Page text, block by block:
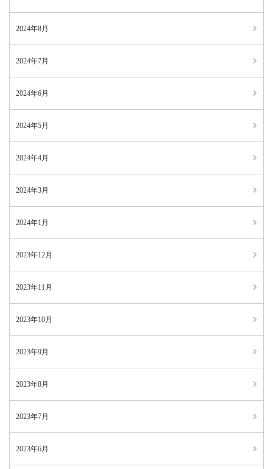
2024年8月
2024年7月
2024年6月
2024年5月
2024年4月
2024年3月
2024年1月
2023年12月
2023年11月
2023年10月
2023年9月
2023年8月
2023年7月
2023年6月